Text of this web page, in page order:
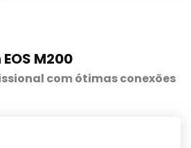
M200
com ótimas conexões